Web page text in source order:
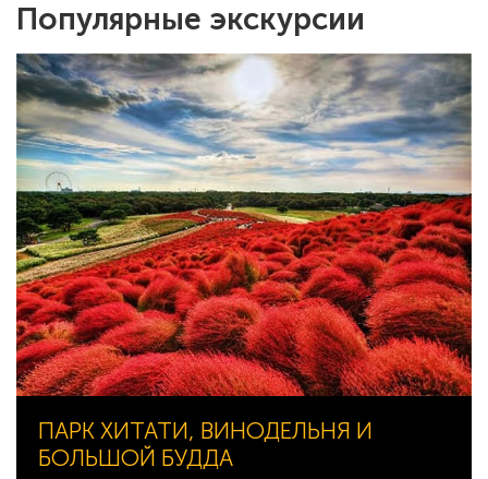
Популярные экскурсии
ПАРК ХИТАТИ, ВИНОДЕЛЬНЯ И
БОЛЬШОЙ БУДДА